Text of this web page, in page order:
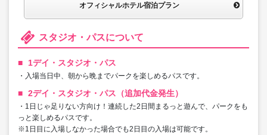
オフィシャルホテル宿泊プラン
スタジオ・パスについて
1デイ・スタジオ・パス
・入場当日中、朝から晩までパークを楽しめるパスです。
2デイ・スタジオ・パス（追加代金発生）
・1日じゃ足りない方向け！連続した2日間まるっと遊んで、パークをも
っと楽しめるパスです。
※1日目に入場しなかった場合でも2日目の入場は可能です。